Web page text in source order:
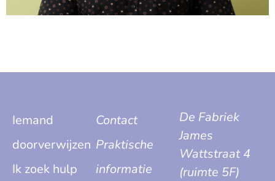
Iemand
doorverwijzen
Ik zoek hulp
Contact
Praktische
informatie
De Fabriek
James
Wattstraat 4
(ruimte 5F)